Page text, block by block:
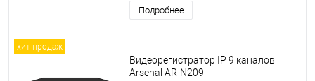
Подробнее
хит продаж
Видеорегистратор IP 9 каналов
Arsenal AR-N209